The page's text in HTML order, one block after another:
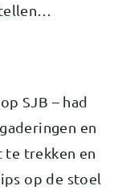
SJB – had
en
te trekken en
op de stoel